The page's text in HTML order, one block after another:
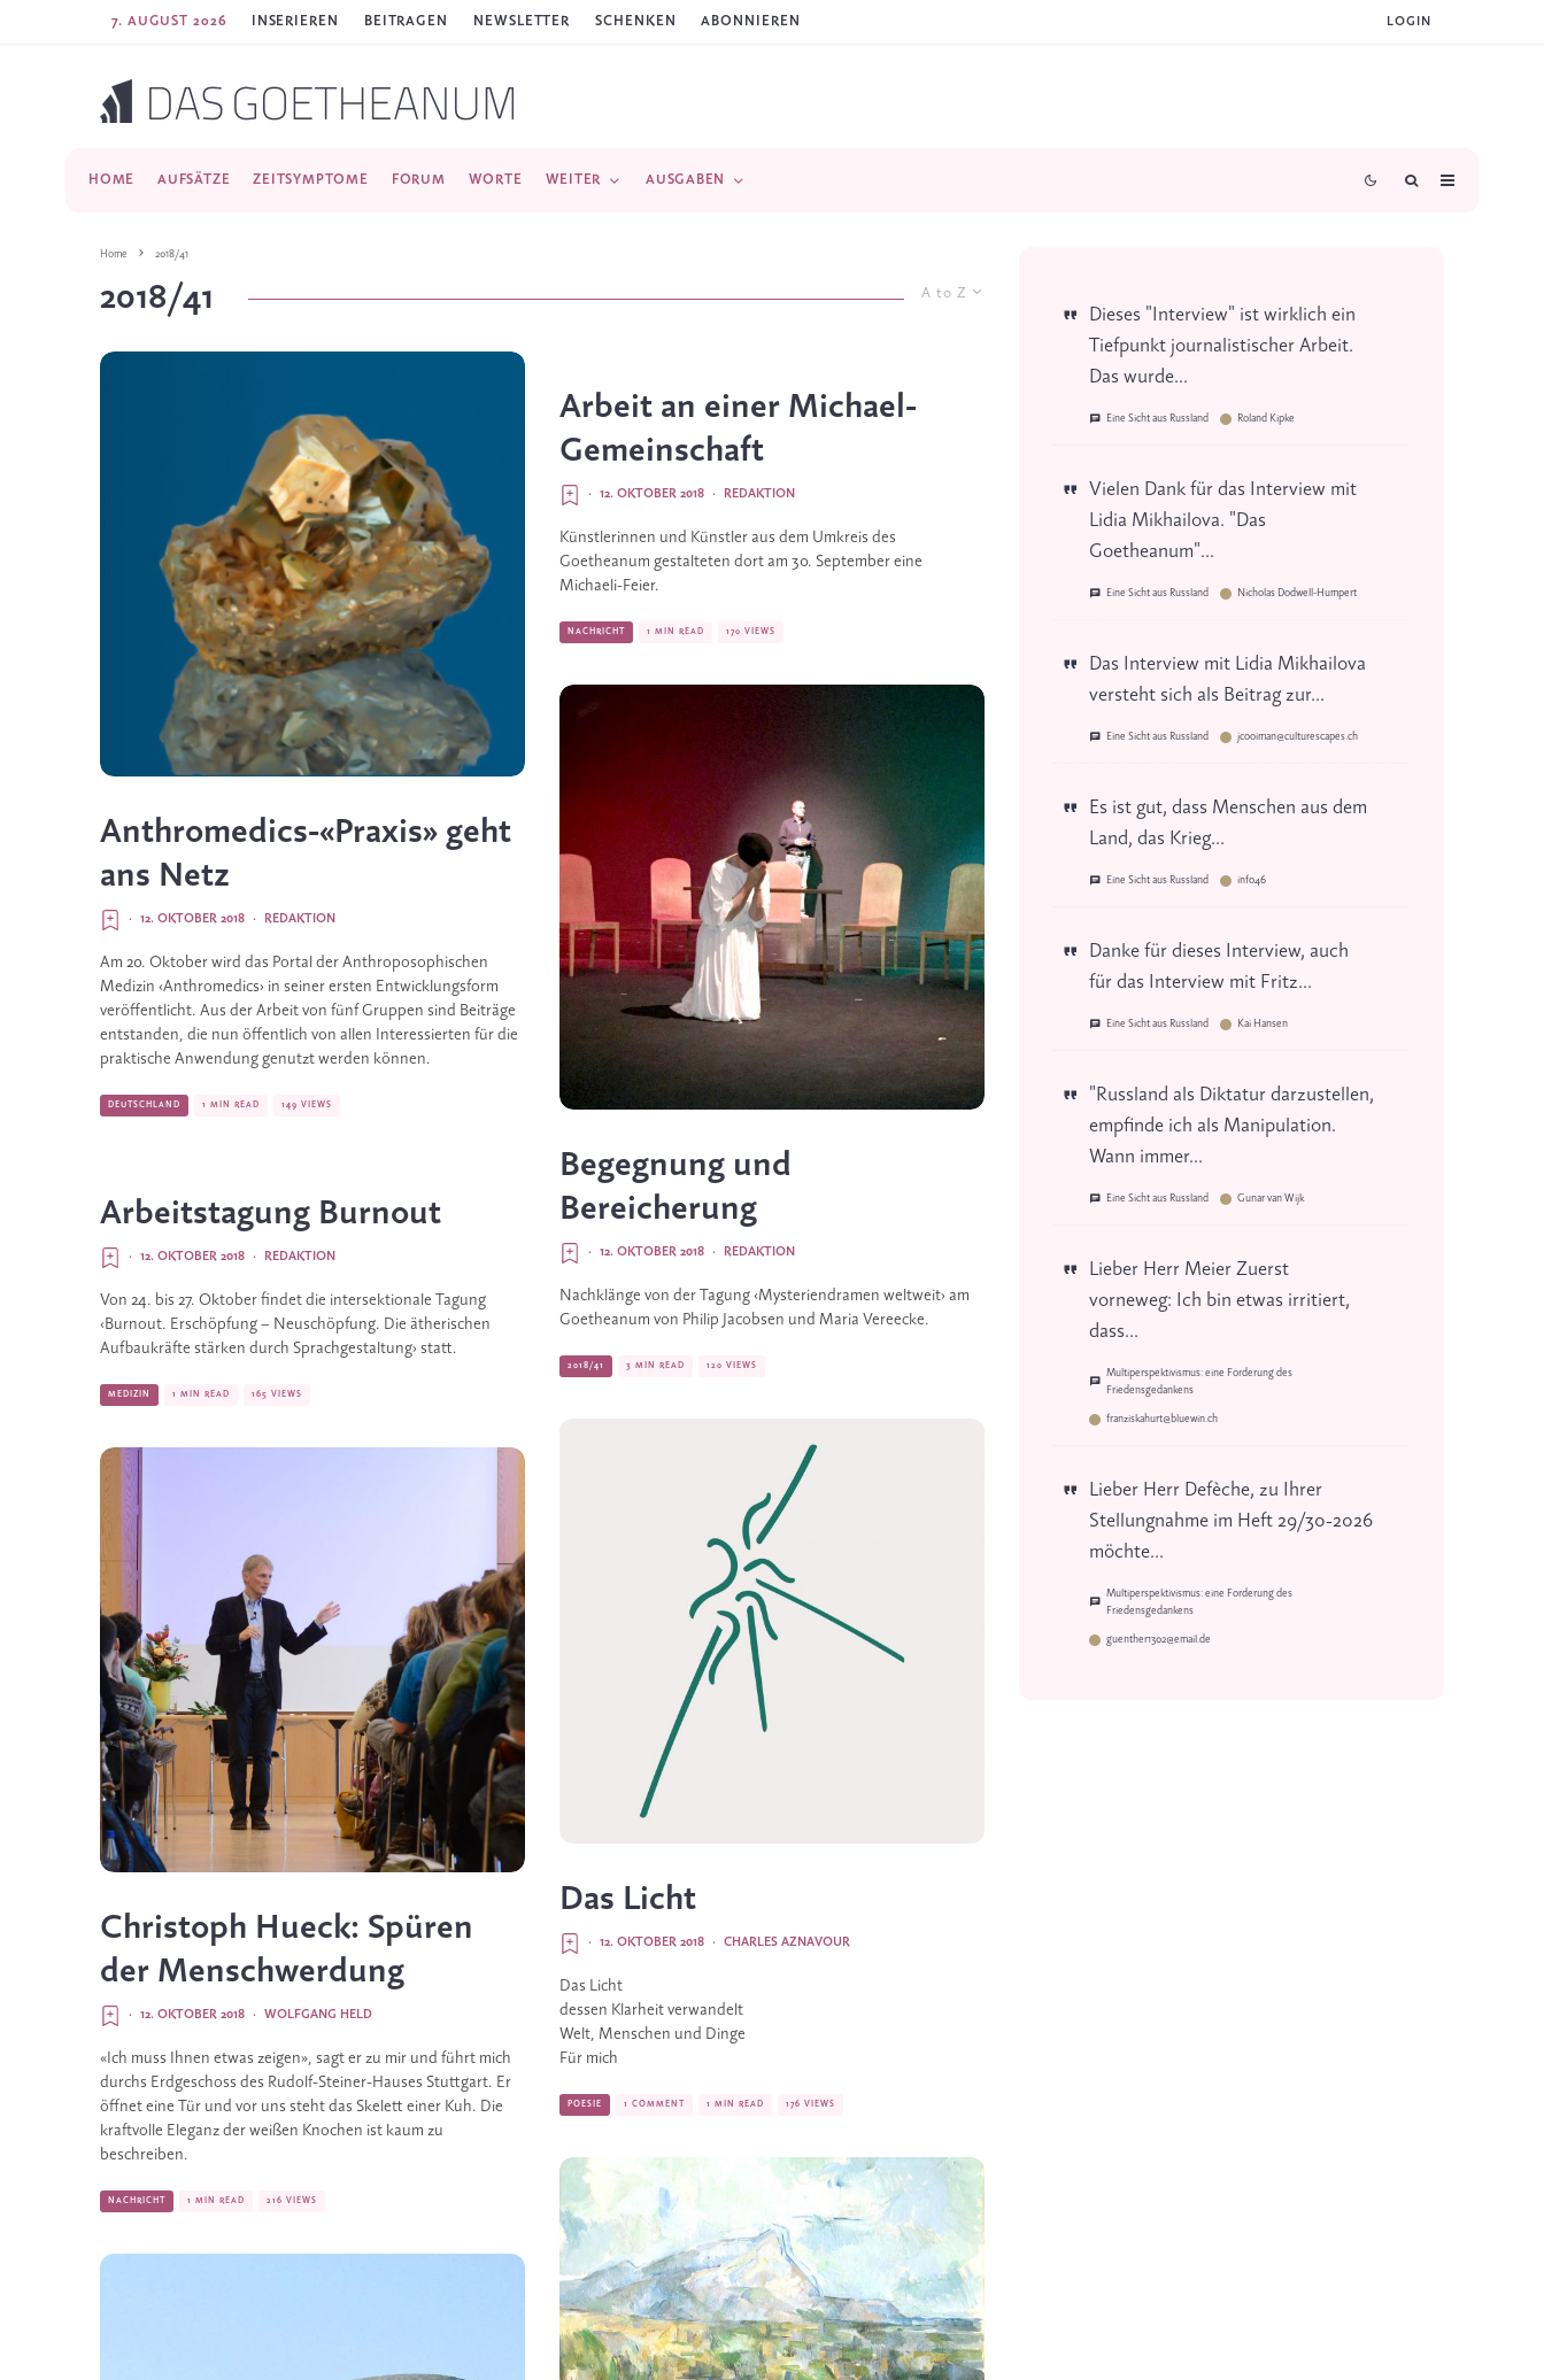
7. AUGUST 2026 INSERIEREN BEITRAGEN NEWSLETTER SCHENKEN ABONNIEREN LOGIN
HOME AUFSÄTZE ZEITSYMPTOME FORUM WORTE WEITER AUSGABEN
Home 2018/41
A to Z
2018/41
Anthromedics-«Praxis» geht
ans Netz
REDAKTION
·
12. OKTOBER 2018
·
Am 20. Oktober wird das Portal der Anthroposophischen
Medizin ‹Anthromedics› in seiner ersten Entwicklungsform
veröffentlicht. Aus der Arbeit von fünf Gruppen sind Beiträge
entstanden, die nun öffentlich von allen Interessierten für die
praktische Anwendung genutzt werden können.
DEUTSCHLAND 1 MIN READ 149 VIEWS
Arbeitstagung Burnout
REDAKTION
·
12. OKTOBER 2018
·
Von 24. bis 27. Oktober findet die intersektionale Tagung
‹Burnout. Erschöpfung – Neuschöpfung. Die ätherischen
Aufbaukräfte stärken durch Sprachgestaltung› statt.
MEDIZIN 1 MIN READ 165 VIEWS
Christoph Hueck: Spüren
der Menschwerdung
WOLFGANG HELD
·
12. OKTOBER 2018
·
«Ich muss Ihnen etwas zeigen», sagt er zu mir und führt mich
durchs Erdgeschoss des Rudolf-Steiner-Hauses Stuttgart. Er
öffnet eine Tür und vor uns steht das Skelett einer Kuh. Die
kraftvolle Eleganz der weißen Knochen ist kaum zu
beschreiben.
NACHRICHT 1 MIN READ 216 VIEWS
Arbeit an einer Michael-
Gemeinschaft
REDAKTION
·
12. OKTOBER 2018
·
Künstlerinnen und Künstler aus dem Umkreis des
Goetheanum gestalteten dort am 30. September eine
Michaeli-Feier.
NACHRICHT 1 MIN READ 170 VIEWS
Begegnung und
Bereicherung
REDAKTION
·
12. OKTOBER 2018
·
Nachklänge von der Tagung ‹Mysteriendramen weltweit› am
Goetheanum von Philip Jacobsen und Maria Vereecke.
2018/41 3 MIN READ 120 VIEWS
Das Licht
CHARLES AZNAVOUR
·
12. OKTOBER 2018
·
Das Licht
dessen Klarheit verwandelt
Welt, Menschen und Dinge
Für mich
POESIE 1 COMMENT 1 MIN READ 176 VIEWS
Dieses "Interview" ist wirklich ein
Tiefpunkt journalistischer Arbeit.
Das wurde...
Eine Sicht aus Russland Roland Kipke
Vielen Dank für das Interview mit
Lidia Mikhailova. "Das
Goetheanum"...
Eine Sicht aus Russland Nicholas Dodwell-Humpert
Das Interview mit Lidia Mikhailova
versteht sich als Beitrag zur...
Eine Sicht aus Russland jcooiman@culturescapes.ch
Es ist gut, dass Menschen aus dem
Land, das Krieg...
Eine Sicht aus Russland info46
Danke für dieses Interview, auch
für das Interview mit Fritz...
Eine Sicht aus Russland Kai Hansen
"Russland als Diktatur darzustellen,
empfinde ich als Manipulation.
Wann immer...
Eine Sicht aus Russland Gunar van Wijk
Lieber Herr Meier Zuerst
vorneweg: Ich bin etwas irritiert,
dass...
Multiperspektivismus: eine Forderung des
Friedensgedankens
franziskahurt@bluewin.ch
Lieber Herr Defèche, zu Ihrer
Stellungnahme im Heft 29/30-2026
möchte...
Multiperspektivismus: eine Forderung des
Friedensgedankens
guenther1302@email.de